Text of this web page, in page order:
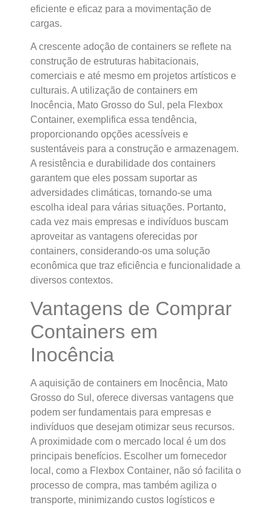
eficiente e eficaz para a movimentação de
cargas.
A crescente adoção de containers se reflete na
construção de estruturas habitacionais,
comerciais e até mesmo em projetos artísticos e
culturais. A utilização de containers em
Inocência, Mato Grosso do Sul, pela Flexbox
Container, exemplifica essa tendência,
proporcionando opções acessíveis e
sustentáveis para a construção e armazenagem.
A resistência e durabilidade dos containers
garantem que eles possam suportar as
adversidades climáticas, tornando-se uma
escolha ideal para várias situações. Portanto,
cada vez mais empresas e indivíduos buscam
aproveitar as vantagens oferecidas por
containers, considerando-os uma solução
econômica que traz eficiência e funcionalidade a
diversos contextos.
Vantagens de Comprar
Containers em
Inocência
A aquisição de containers em Inocência, Mato
Grosso do Sul, oferece diversas vantagens que
podem ser fundamentais para empresas e
indivíduos que desejam otimizar seus recursos.
A proximidade com o mercado local é um dos
principais benefícios. Escolher um fornecedor
local, como a Flexbox Container, não só facilita o
processo de compra, mas também agiliza o
transporte, minimizando custos logísticos e